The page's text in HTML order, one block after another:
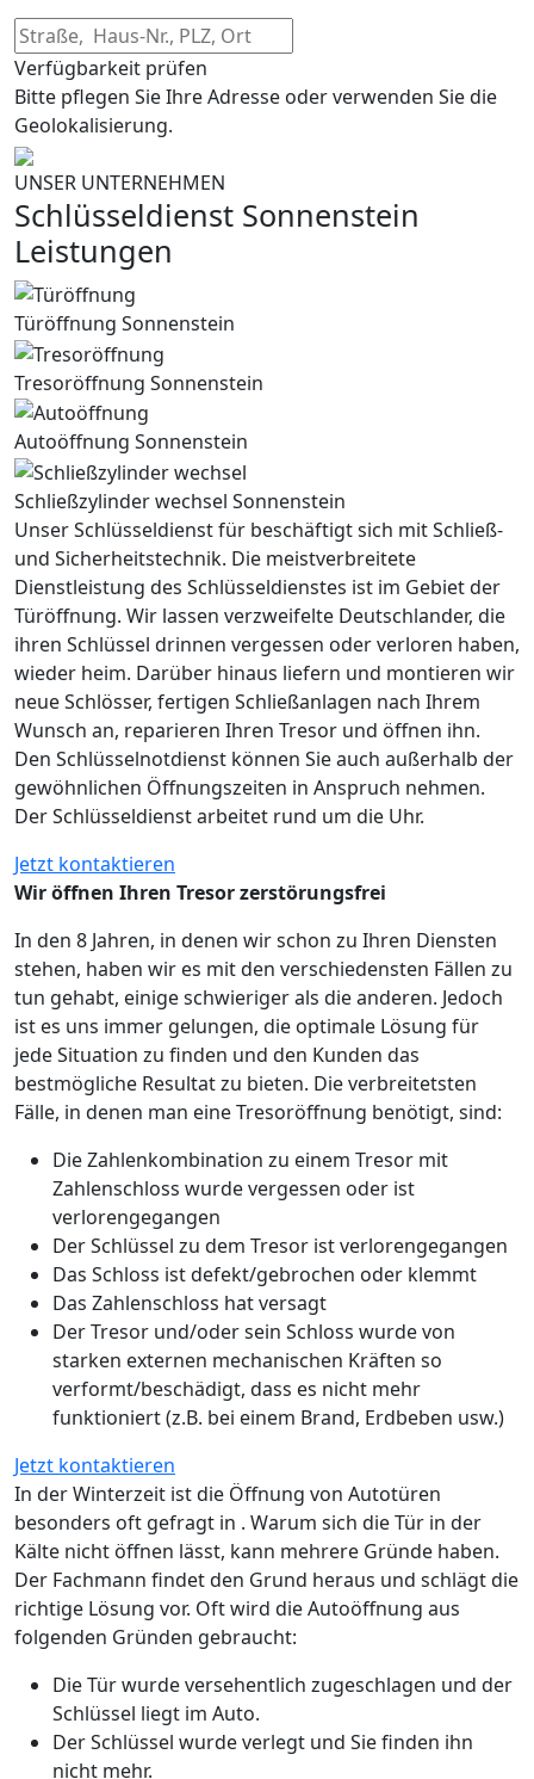
Verfügbarkeit prüfen
Bitte pflegen Sie Ihre Adresse oder verwenden Sie die
Geolokalisierung.
UNSER UNTERNEHMEN
Schlüsseldienst Sonnenstein
Leistungen
Türöffnung Sonnenstein
Tresoröffnung Sonnenstein
Autoöffnung Sonnenstein
Schließzylinder wechsel Sonnenstein
Unser Schlüsseldienst für beschäftigt sich mit Schließ-
und Sicherheitstechnik. Die meistverbreitete
Dienstleistung des Schlüsseldienstes ist im Gebiet der
Türöffnung. Wir lassen verzweifelte Deutschlander, die
ihren Schlüssel drinnen vergessen oder verloren haben,
wieder heim. Darüber hinaus liefern und montieren wir
neue Schlösser, fertigen Schließanlagen nach Ihrem
Wunsch an, reparieren Ihren Tresor und öffnen ihn.
Den Schlüsselnotdienst können Sie auch außerhalb der
gewöhnlichen Öffnungszeiten in Anspruch nehmen.
Der Schlüsseldienst arbeitet rund um die Uhr.
Jetzt kontaktieren
Wir öffnen Ihren Tresor zerstörungsfrei
In den 8 Jahren, in denen wir schon zu Ihren Diensten
stehen, haben wir es mit den verschiedensten Fällen zu
tun gehabt, einige schwieriger als die anderen. Jedoch
ist es uns immer gelungen, die optimale Lösung für
jede Situation zu finden und den Kunden das
bestmögliche Resultat zu bieten. Die verbreitetsten
Fälle, in denen man eine Tresoröffnung benötigt, sind:
Die Zahlenkombination zu einem Tresor mit
Zahlenschloss wurde vergessen oder ist
verlorengegangen
Der Schlüssel zu dem Tresor ist verlorengegangen
Das Schloss ist defekt/gebrochen oder klemmt
Das Zahlenschloss hat versagt
Der Tresor und/oder sein Schloss wurde von
starken externen mechanischen Kräften so
verformt/beschädigt, dass es nicht mehr
funktioniert (z.B. bei einem Brand, Erdbeben usw.)
Jetzt kontaktieren
In der Winterzeit ist die Öffnung von Autotüren
besonders oft gefragt in . Warum sich die Tür in der
Kälte nicht öffnen lässt, kann mehrere Gründe haben.
Der Fachmann findet den Grund heraus und schlägt die
richtige Lösung vor. Oft wird die Autoöffnung aus
folgenden Gründen gebraucht:
Die Tür wurde versehentlich zugeschlagen und der
Schlüssel liegt im Auto.
Der Schlüssel wurde verlegt und Sie finden ihn
nicht mehr.